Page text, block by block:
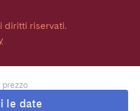
prezzo
le date
diritti riservati.